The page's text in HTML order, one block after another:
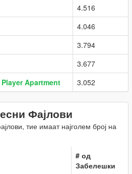
4.516
4.046
3.794
3.677
Apartment 3.052
Фајлови
тие имаат најголем број на
# од
Забелешки